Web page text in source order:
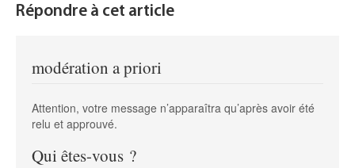
Répondre à cet article
modération a priori
Attention, votre message n’apparaîtra qu’après avoir été
relu et approuvé.
Qui êtes-vous ?